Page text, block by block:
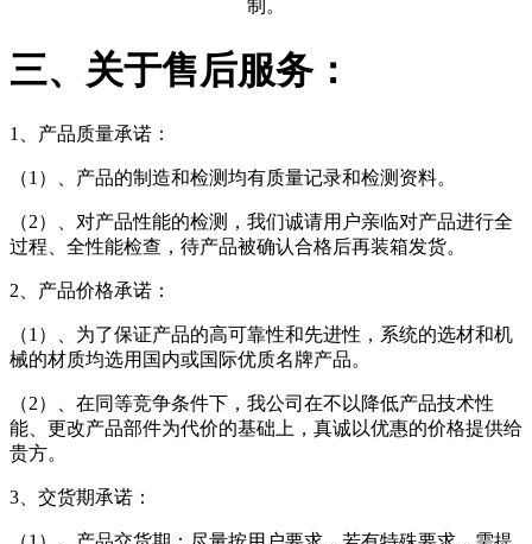
制。
三、关于售后服务：
1、产品质量承诺：
（1）、产品的制造和检测均有质量记录和检测资料。
（2）、对产品性能的检测，我们诚请用户亲临对产品进行全
过程、全性能检查，待产品被确认合格后再装箱发货。
2、产品价格承诺：
（1）、为了保证产品的高可靠性和先进性，系统的选材和机
械的材质均选用国内或国际优质名牌产品。
（2）、在同等竞争条件下，我公司在不以降低产品技术性
能、更改产品部件为代价的基础上，真诚以优惠的价格提供给
贵方。
3、交货期承诺：